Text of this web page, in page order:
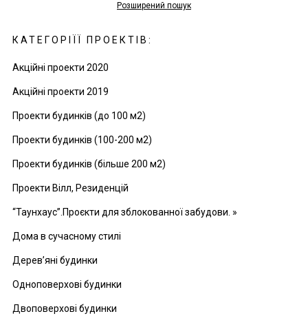
Розширений пошук
КАТЕГОРІЇЇ ПРОЕКТІВ:
Акційні проекти 2020
Акційні проекти 2019
Проекти будинків (до 100 м2)
Проекти будинків (100-200 м2)
Проекти будинків (більше 200 м2)
Проекти Вілл, Резиденцій
“Таунхаус”.Проєкти для зблокованної забудови. »
Дома в сучасному стилі
Дерев’яні будинки
Одноповерхові будинки
Двоповерхові будинки